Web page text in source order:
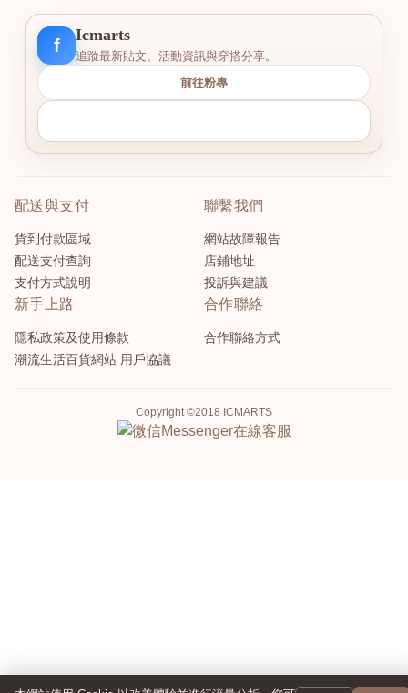
f
Icmarts
追蹤最新貼文、活動資訊與穿搭分享。
前往粉專
配送與支付
貨到付款區域
配送支付查詢
支付方式說明
聯繫我們
網站故障報告
店鋪地址
投訴與建議
新手上路
隱私政策及使用條款
潮流生活百貨網站 用戶協議
合作聯絡
合作聯絡方式
Copyright ©2018 ICMARTS
Messenger在線客服